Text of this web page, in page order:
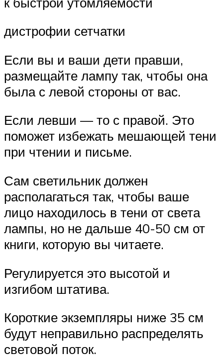
дистрофии сетчатки
Если вы и ваши дети правши,
размещайте лампу так, чтобы она
была с левой стороны от вас.
Если левши — то с правой. Это
поможет избежать мешающей тени
при чтении и письме.
Сам светильник должен
располагаться так, чтобы ваше
лицо находилось в тени от света
лампы, но не дальше 40-50 см от
книги, которую вы читаете.
Регулируется это высотой и
изгибом штатива.
Короткие экземпляры ниже 35 см
будут неправильно распределять
световой поток.